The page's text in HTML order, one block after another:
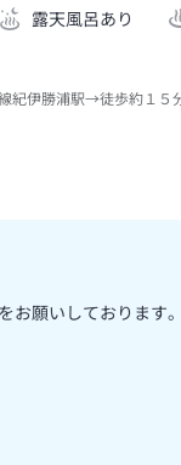
露天風呂あり
紀伊勝浦駅→徒歩約１５
願いしております